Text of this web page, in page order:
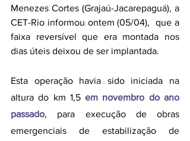
Menezes Cortes (Grajaú-Jacarepaguá), a
CET-Rio informou ontem (05/04),  que a
faixa reversível que era montada nos
dias úteis deixou de ser implantada.
Esta operação havia sido iniciada na
altura do km 1,5 em novembro do ano
passado, para execução de obras
emergenciais de estabilização de